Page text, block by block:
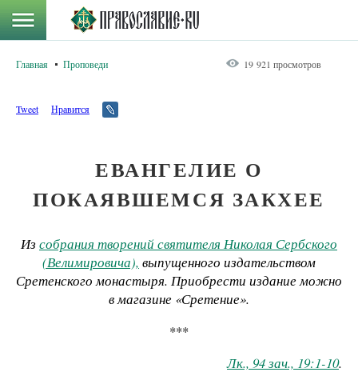
Главная Проповеди 19 921 просмотров
Tweet Нравится
ЕВАНГЕЛИЕ О
ПОКАЯВШЕМСЯ ЗАКХЕЕ
Изсобрания творений святителя Николая Сербского
(Велимировича), выпущенного издательством
Сретенского монастыря. Приобрести издание можно
в магазине «Сретение».
***
Лк., 94 зач., 19:1-10.